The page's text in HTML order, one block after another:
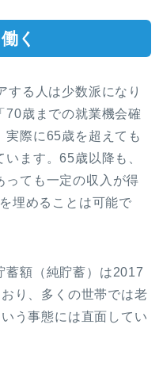
く
する人は少数派になり
70歳までの就業機会確
実際に65歳を超えても
ます。65歳以降も、
っても一定の収入が得
埋めることは可能で
蓄額（純貯蓄）は2017
り、多くの世帯では老
う事態には直面してい